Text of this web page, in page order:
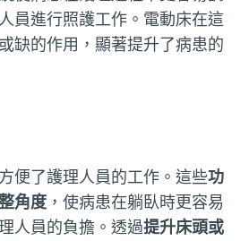
員進行照護工作。電動床在這
缺的作用，顯著提升了病患的
便了護理人員的工作。這些功
角度 ，使病患在躺臥時更容易
人員的負擔。透過提升床頭或